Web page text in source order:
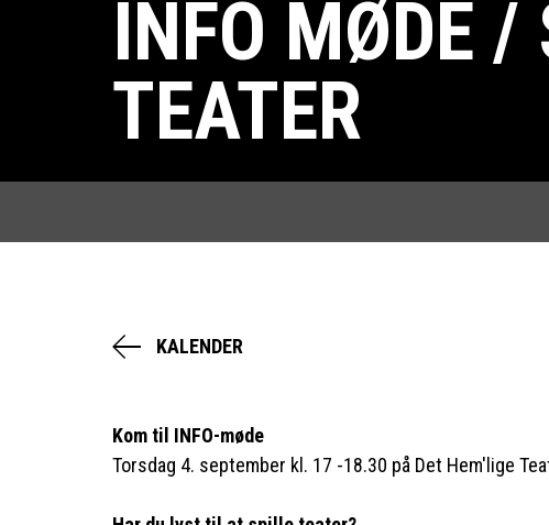
INFO MØDE /
TEATER
KALENDER
Kom til INFO-møde
Torsdag 4. september kl. 17 -18.30 på Det Hem'lige